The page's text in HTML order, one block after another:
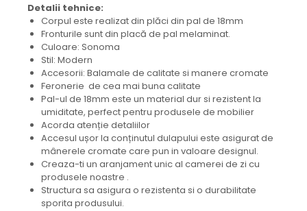
Detalii tehnice:
Corpul este realizat din plăci din pal de 18mm
Fronturile sunt din placă de pal melaminat.
Culoare: Sonoma
Stil: Modern
Accesorii: Balamale de calitate si manere cromate
Feronerie de cea mai buna calitate
Pal-ul de 18mm este un material dur si rezistent la
umiditate, perfect pentru produsele de mobilier
Acorda atenție detaliilor
Accesul ușor la conținutul dulapului este asigurat de
mânerele cromate care pun in valoare designul.
Creaza-ti un aranjament unic al camerei de zi cu
produsele noastre .
Structura sa asigura o rezistenta si o durabilitate
sporita produsului.